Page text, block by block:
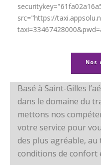
src="https://
Nos
Basé à Saint-Gilles
dans le domaine du
mettons nos
votre service pour
des plus agréable,
conditions de confort